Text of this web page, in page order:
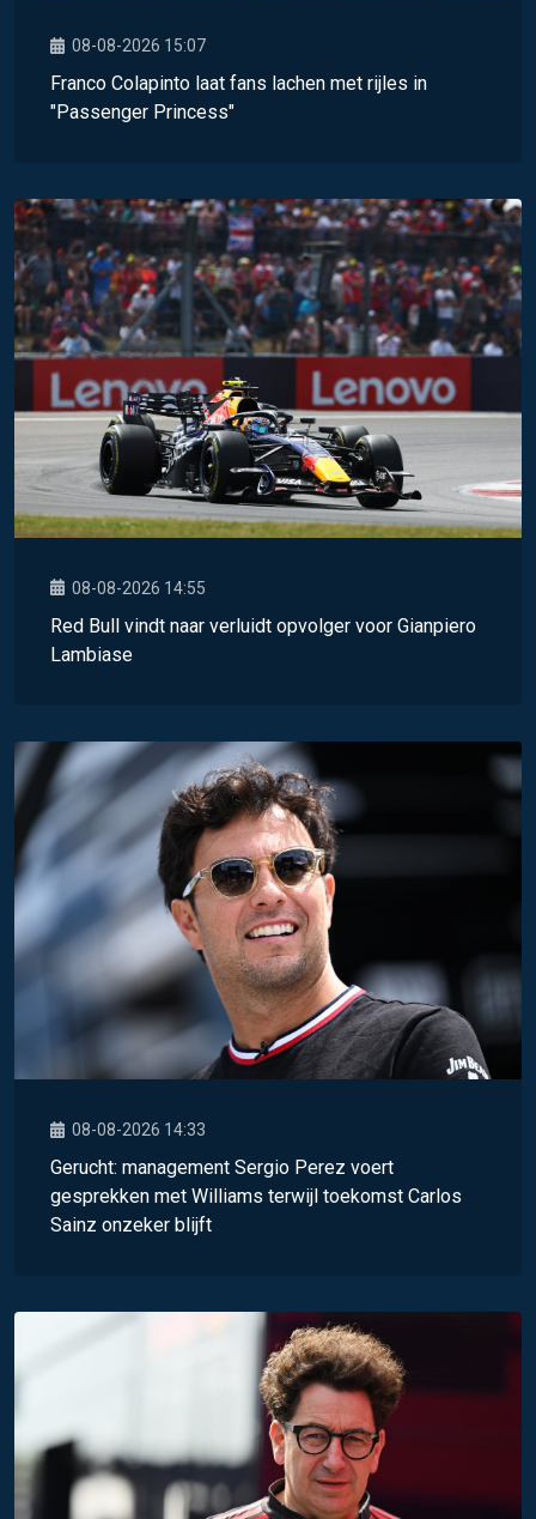
08-08-2026 15:07
Franco Colapinto laat fans lachen met rijles in
"Passenger Princess"
08-08-2026 14:55
Red Bull vindt naar verluidt opvolger voor Gianpiero
Lambiase
08-08-2026 14:33
Gerucht: management Sergio Perez voert
gesprekken met Williams terwijl toekomst Carlos
Sainz onzeker blijft